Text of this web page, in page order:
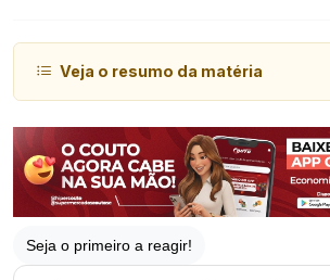
Veja o resumo da matéria
Seja o primeiro a reagir!